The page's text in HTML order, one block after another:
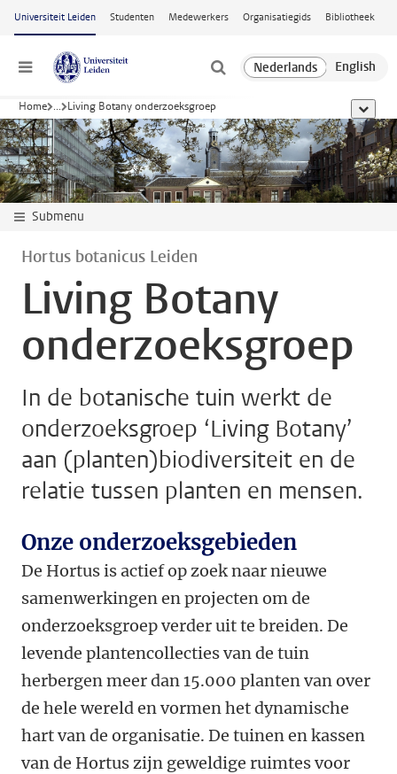
Ga naar hoofdinhoud
Universiteit Leiden Studenten Medewerkers Organisatiegids Bibliotheek
Menu
Home ... Living Botany onderzoeksgroep toon
Submenu
Hortus botanicus Leiden
Living Botany
onderzoeksgroep
In de botanische tuin werkt de
onderzoeksgroep ‘Living Botany’
aan (planten)biodiversiteit en de
relatie tussen planten en mensen.
Onze onderzoeksgebieden
De Hortus is actief op zoek naar nieuwe
samenwerkingen en projecten om de
onderzoeksgroep verder uit te breiden. De
levende plantencollecties van de tuin
herbergen meer dan 15.000 planten van over
de hele wereld en vormen het dynamische
hart van de organisatie. De tuinen en kassen
van de Hortus zijn geweldige ruimtes voor